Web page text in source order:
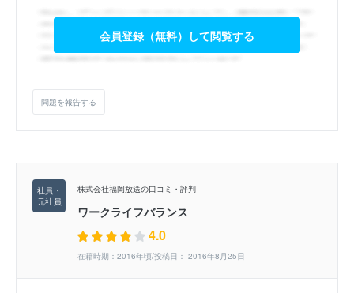
会員登録（無料）して閲覧する
問題を報告する
株式会社福岡放送の口コミ・評判
ワークライフバランス
4.0
在籍時期：2016年頃/投稿日： 2016年8月25日